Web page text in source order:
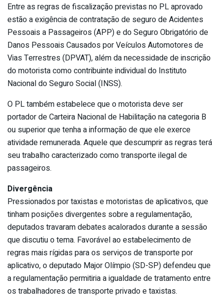
Entre as regras de fiscalização previstas no PL aprovado
estão a exigência de contratação de seguro de Acidentes
Pessoais a Passageiros (APP) e do Seguro Obrigatório de
Danos Pessoais Causados por Veículos Automotores de
Vias Terrestres (DPVAT), além da necessidade de inscrição
do motorista como contribuinte individual do Instituto
Nacional do Seguro Social (INSS).
O PL também estabelece que o motorista deve ser
portador de Carteira Nacional de Habilitação na categoria B
ou superior que tenha a informação de que ele exerce
atividade remunerada. Aquele que descumprir as regras terá
seu trabalho caracterizado como transporte ilegal de
passageiros.
Divergência
Pressionados por taxistas e motoristas de aplicativos, que
tinham posições divergentes sobre a regulamentação,
deputados travaram debates acalorados durante a sessão
que discutiu o tema. Favorável ao estabelecimento de
regras mais rígidas para os serviços de transporte por
aplicativo, o deputado Major Olímpio (SD-SP) defendeu que
a regulamentação permitiria a igualdade de tratamento entre
os trabalhadores de transporte privado e taxistas.